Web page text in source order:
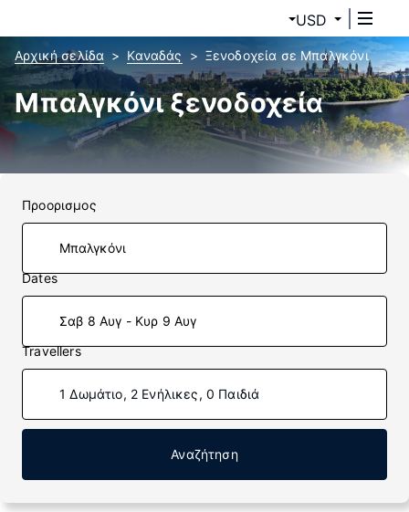
USD
Αρχική σελίδα Καναδάς Ξενοδοχεία σε Μπαλγκόνι
Μπαλγκόνι ξενοδοχεία
Προορισμος
Dates
Σαβ 8 Αυγ - Κυρ 9 Αυγ
Travellers
1 Δωμάτιο, 2 Ενήλικες, 0 Παιδιά
Αναζήτηση